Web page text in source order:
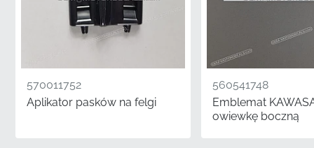
płynny, zintegrowany wygląd.
Gwarantowana Autentyczność:
oryginalnych komponentów fabrycznych eliminuje
wizualnych, chroniąc Cię przed nieprzyjemnymi
rozczarowaniami związanymi z nieoryginalnymi
570011752
Aplikator pasków na felgi
560541748
Emblemat
owiewkę boczną